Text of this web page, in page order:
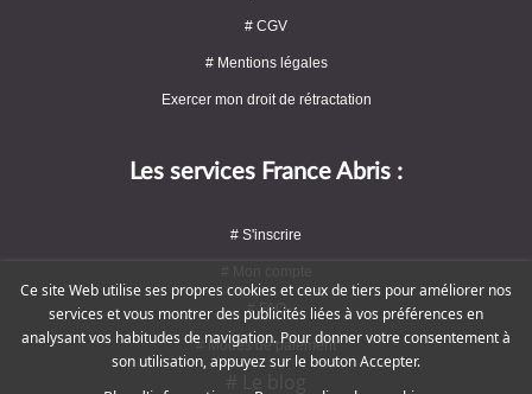
# CGV
# Mentions légales
Exercer mon droit de rétractation
Les services France Abris :
# S'inscrire
# FAQ
# Modes de paiement
Ce site Web utilise ses propres cookies et ceux de tiers pour améliorer nos
services et vous montrer des publicités liées à vos préférences en
analysant vos habitudes de navigation. Pour donner votre consentement à
son utilisation, appuyez sur le bouton Accepter.